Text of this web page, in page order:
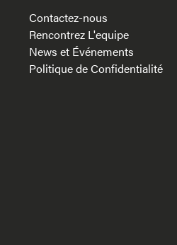
Contactez-nous
Rencontrez L'equipe
News et Événements
Politique de Confidentialité